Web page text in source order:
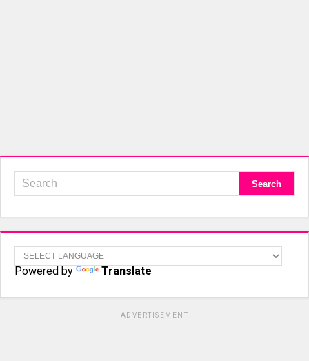
Powered by Translate
ADVERTISEMENT